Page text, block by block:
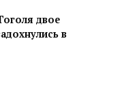
двое
в